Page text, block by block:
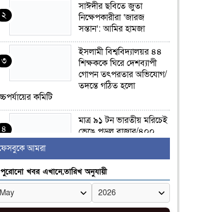
২
সাঈদীর ছবিতে জুতা
নিক্ষেপকারীরা ‘জারজ
সন্তান’: আমির হামজা
৩
ইসলামী বিশ্ববিদ্যালয়র ৪৪
শিক্ষককে ঘিরে দেশব্যাপী
গোপন তৎপরতার অভিযোগ/
তদন্তে গঠিত হলো
কমিটি
৪
মাত্র ৯১ টন ভারতীয় মরিচেই
ভেঙে পড়ল বাজার/৪০০
৫
জুলাই আন্দোলন ছিল
সম্মিলিত, লক্ষ্য হওয়া উচিত
ঐক্য ও রাষ্ট্রগঠন
আমরা
পুরোনো খবর এখানে,তারিখ অনুযায়ী